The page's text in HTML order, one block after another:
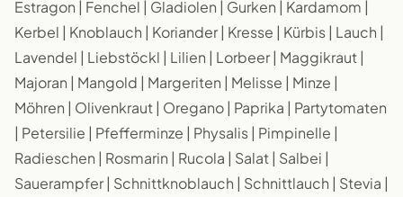
Estragon | Fenchel | Gladiolen | Gurken | Kardamom |
Kerbel | Knoblauch | Koriander | Kresse | Kürbis | Lauch |
Lavendel | Liebstöckl | Lilien | Lorbeer | Maggikraut |
Majoran | Mangold | Margeriten | Melisse | Minze |
Möhren | Olivenkraut | Oregano | Paprika | Partytomaten
| Petersilie | Pfefferminze | Physalis | Pimpinelle |
Radieschen | Rosmarin | Rucola | Salat | Salbei |
Sauerampfer | Schnittknoblauch | Schnittlauch | Stevia |